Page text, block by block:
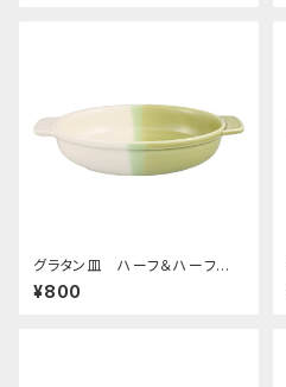
グラタン皿 ハーフ＆ハーフ
グリーン
¥800